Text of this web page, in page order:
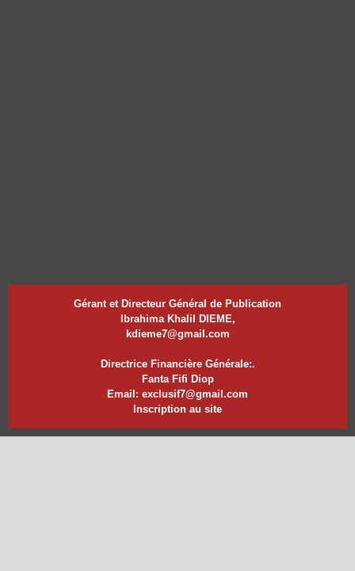
Gérant et Directeur Général de Publication
Ibrahima Khalil DIEME,
kdieme7@gmail.com
Directrice Financière Générale:.
Fanta Fifi Diop
Email: exclusif7@gmail.com
Inscription au site